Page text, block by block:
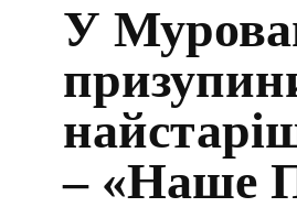
У
– «Наше